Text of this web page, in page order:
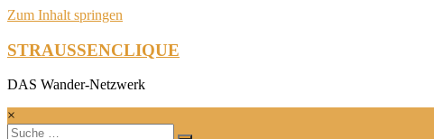
Zum Inhalt springen
STRAUSSENCLIQUE
DAS Wander-Netzwerk
×